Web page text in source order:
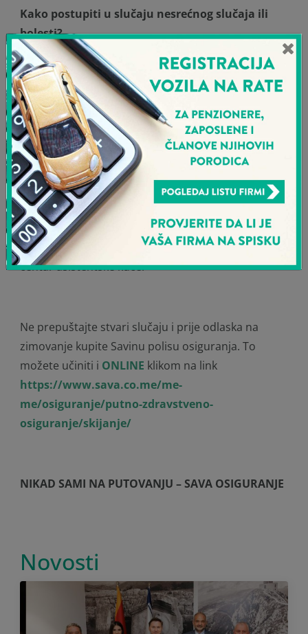
Kako postupiti u slučaju nesrećnog slučaja ili
bolesti?
Kada nastupi osigurani slučaj u obavezi ste da
odmah kontaktirate asistentsku kuću, prijavite
podatke iz Vaše polise, kao i naziv zdravstvene
ustanove u koju ste primljeni, putem telefona na
broj +382 20 403 033 ili slanjem maila na
adresu:OpsMed@tbs-team24.com.
Ako je neophodno bolničko liječenje, dužni ste da
prilikom prijema u zdravstvenu ustanovu ljekaru
pokažete svoju polisu putnog zdravstvenog
osiguranja - potom će ljekar obavijestiti i
centar asistentske kuće.
Ne prepuštajte stvari slučaju i prije odlaska na
zimovanje kupite Savinu polisu osiguranja. To
možete učiniti i ONLINE klikom na link
https://www.sava.co.me/me-
me/osiguranje/putno-zdravstveno-
osiguranje/skijanje/
NIKAD SAMI NA PUTOVANJU – SAVA OSIGURANJE
Novosti